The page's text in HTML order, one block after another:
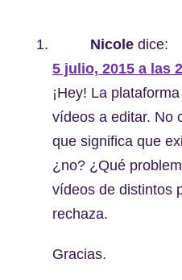
Nicole dice:
5 julio, 2015 a las
¡Hey! La
vídeos a editar. No
que significa que
¿no? ¿Qué
vídeos de distintos
rechaza.
Gracias.